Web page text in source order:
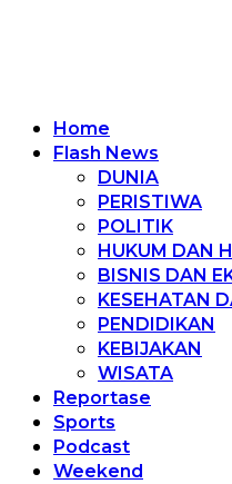
Home
Flash News
DUNIA
PERISTIWA
POLITIK
HUKUM DAN
BISNIS DAN
KESEHATAN
PENDIDIKAN
KEBIJAKAN
WISATA
Reportase
Sports
Podcast
Weekend